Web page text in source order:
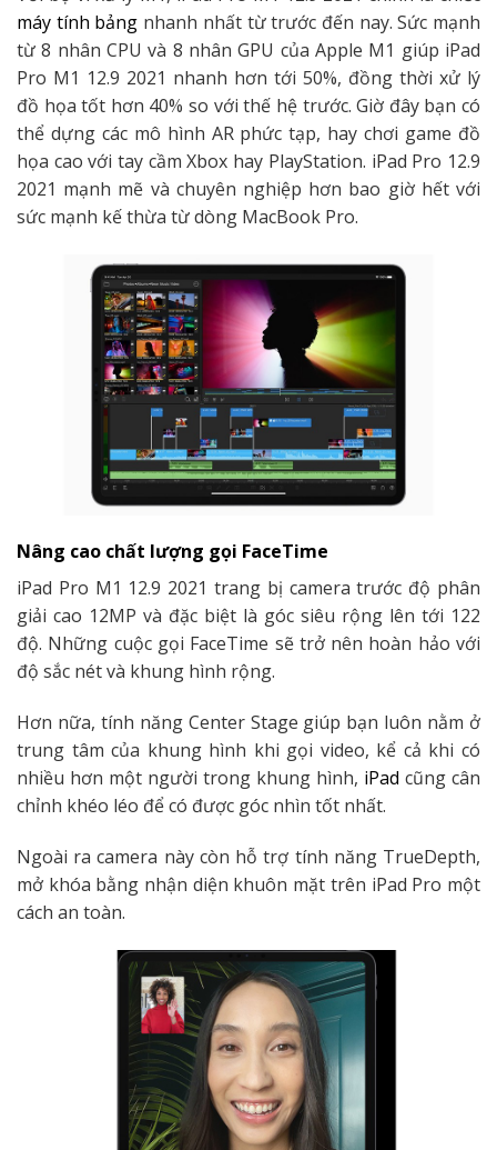
máy tính bảng nhanh nhất từ trước đến nay. Sức mạnh
từ 8 nhân CPU và 8 nhân GPU của Apple M1 giúp iPad
Pro M1 12.9 2021 nhanh hơn tới 50%, đồng thời xử lý
đồ họa tốt hơn 40% so với thế hệ trước. Giờ đây bạn có
thể dựng các mô hình AR phức tạp, hay chơi game đồ
họa cao với tay cầm Xbox hay PlayStation. iPad Pro 12.9
2021 mạnh mẽ và chuyên nghiệp hơn bao giờ hết với
sức mạnh kế thừa từ dòng MacBook Pro.
Nâng cao chất lượng gọi FaceTime
iPad Pro M1 12.9 2021 trang bị camera trước độ phân
giải cao 12MP và đặc biệt là góc siêu rộng lên tới 122
độ. Những cuộc gọi FaceTime sẽ trở nên hoàn hảo với
độ sắc nét và khung hình rộng.
Hơn nữa, tính năng Center Stage giúp bạn luôn nằm ở
trung tâm của khung hình khi gọi video, kể cả khi có
nhiều hơn một người trong khung hình, iPad cũng cân
chỉnh khéo léo để có được góc nhìn tốt nhất.
Ngoài ra camera này còn hỗ trợ tính năng TrueDepth,
mở khóa bằng nhận diện khuôn mặt trên iPad Pro một
cách an toàn.